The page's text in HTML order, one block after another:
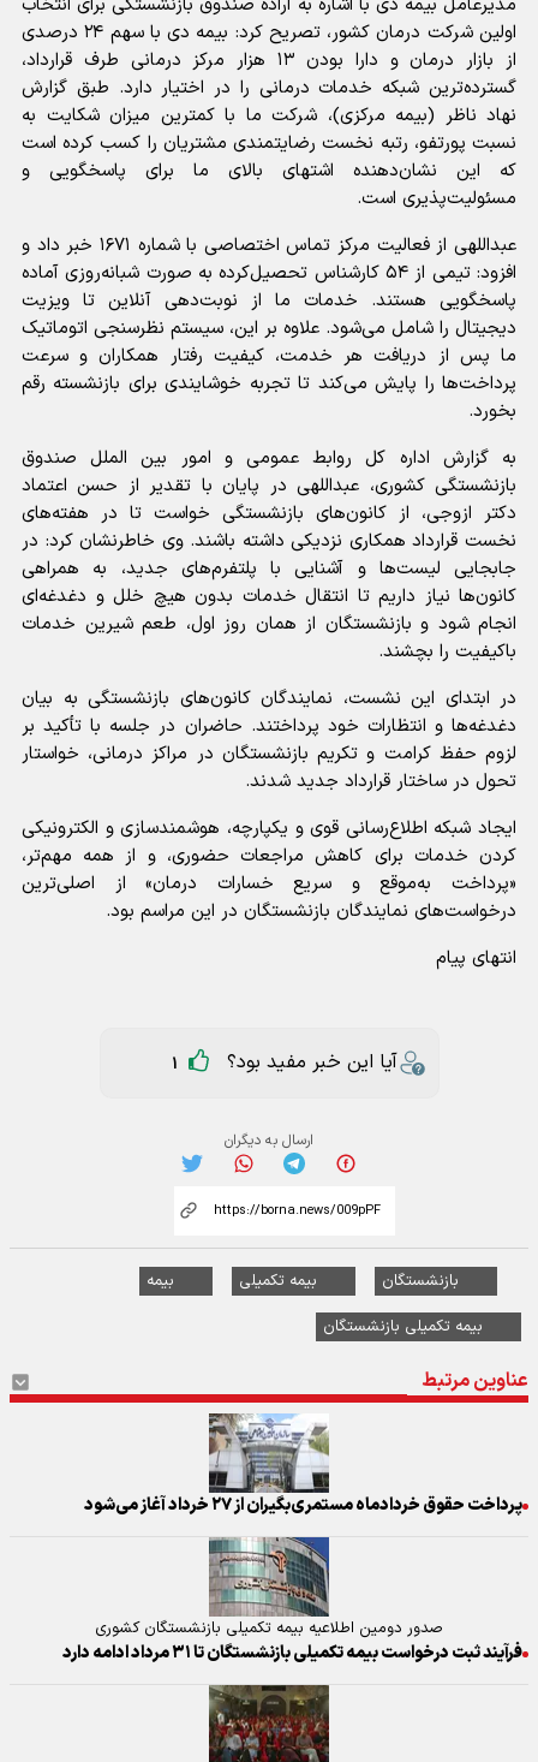
اولین شرکت درمان کشور، تصریح کرد: بیمه دی با سهم ۲۴ درصدی
از بازار درمان و دارا بودن ۱۳ هزار مرکز درمانی طرف قرارداد،
گسترده‌ترین شبکه خدمات درمانی را در اختیار دارد. طبق گزارش
نهاد ناظر (بیمه مرکزی)، شرکت ما با کمترین میزان شکایت به
نسبت پورتفو، رتبه نخست رضایتمندی مشتریان را کسب کرده است
که این نشان‌دهنده اشتهای بالای ما برای پاسخگویی و
مسئولیت‌پذیری است.
عبداللهی از فعالیت مرکز تماس اختصاصی با شماره ۱۶۷۱ خبر داد و
افزود: تیمی از ۵۴ کارشناس تحصیل‌کرده به صورت شبانه‌روزی آماده
پاسخگویی هستند. خدمات ما از نوبت‌دهی آنلاین تا ویزیت
دیجیتال را شامل می‌شود. علاوه بر این، سیستم نظرسنجی اتوماتیک
ما پس از دریافت هر خدمت، کیفیت رفتار همکاران و سرعت
پرداخت‌ها را پایش می‌کند تا تجربه خوشایندی برای بازنشسته رقم
بخورد.
به گزارش اداره کل روابط عمومی و امور بین الملل صندوق
بازنشستگی کشوری، عبداللهی در پایان با تقدیر از حسن اعتماد
دکتر ازوجی، از کانون‌های بازنشستگی خواست تا در هفته‌های
نخست قرارداد همکاری نزدیکی داشته باشند. وی خاطرنشان کرد: در
جابجایی لیست‌ها و آشنایی با پلتفرم‌های جدید، به همراهی
کانون‌ها نیاز داریم تا انتقال خدمات بدون هیچ خلل و دغدغه‌ای
انجام شود و بازنشستگان از همان روز اول، طعم شیرین خدمات
باکیفیت را بچشند.
در ابتدای این نشست، نمایندگان کانون‌های بازنشستگی به بیان
دغدغه‌ها و انتظارات خود پرداختند. حاضران در جلسه با تأکید بر
لزوم حفظ کرامت و تکریم بازنشستگان در مراکز درمانی، خواستار
تحول در ساختار قرارداد جدید شدند.
ایجاد شبکه اطلاع‌رسانی قوی و یکپارچه، هوشمندسازی و الکترونیکی
کردن خدمات برای کاهش مراجعات حضوری، و از همه مهم‌تر،
«پرداخت به‌موقع و سریع خسارات درمان» از اصلی‌ترین
درخواست‌های نمایندگان بازنشستگان در این مراسم بود.
انتهای پیام
آیا این خبر مفید بود؟ 1
ارسال به دیگران
بازنشستگان بیمه تکمیلی
بیمه
بیمه تکمیلی بازنشستگان
عناوین مرتبط
پرداخت حقوق خردادماه مستمری‌بگیران از ۲۷ خرداد آغاز می‌شود
صدور دومین اطلاعیه بیمه تکمیلی بازنشستگان کشوری
فرآیند ثبت درخواست‌ بیمه تکمیلی بازنشستگان تا ۳۱ مرداد ادامه دارد